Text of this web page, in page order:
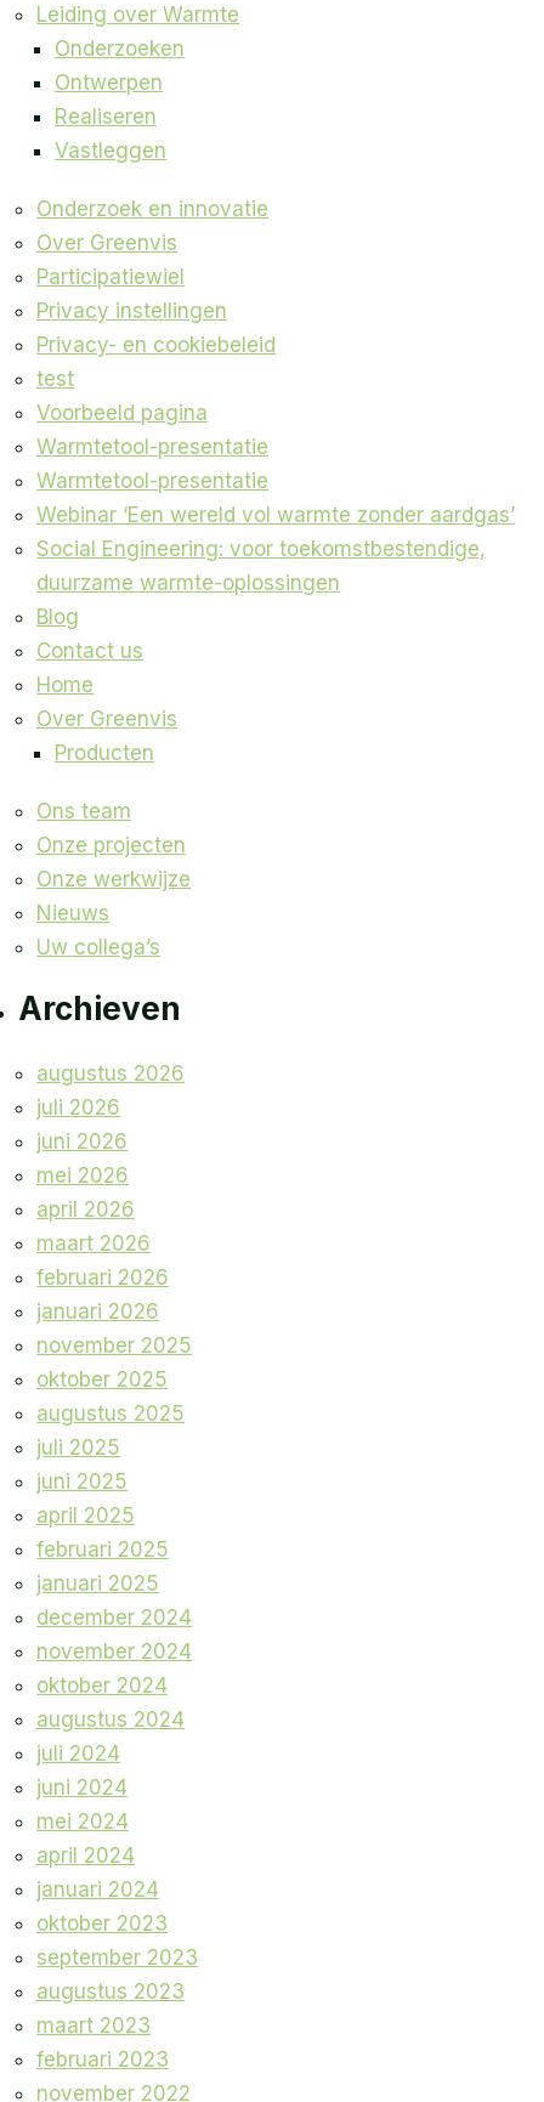
Leiding over Warmte
Onderzoeken
Ontwerpen
Realiseren
Vastleggen
Onderzoek en innovatie
Over Greenvis
Participatiewiel
Privacy instellingen
Privacy- en cookiebeleid
test
Voorbeeld pagina
Warmtetool-presentatie
Warmtetool-presentatie
Webinar ‘Een wereld vol warmte zonder aardgas’
Social Engineering: voor toekomstbestendige,
duurzame warmte-oplossingen
Blog
Contact us
Home
Over Greenvis
Producten
Ons team
Onze projecten
Onze werkwijze
Nieuws
Uw collega’s
Archieven
augustus 2026
juli 2026
juni 2026
mei 2026
april 2026
maart 2026
februari 2026
januari 2026
november 2025
oktober 2025
augustus 2025
juli 2025
juni 2025
april 2025
februari 2025
januari 2025
december 2024
november 2024
oktober 2024
augustus 2024
juli 2024
juni 2024
mei 2024
april 2024
januari 2024
oktober 2023
september 2023
augustus 2023
maart 2023
februari 2023
november 2022